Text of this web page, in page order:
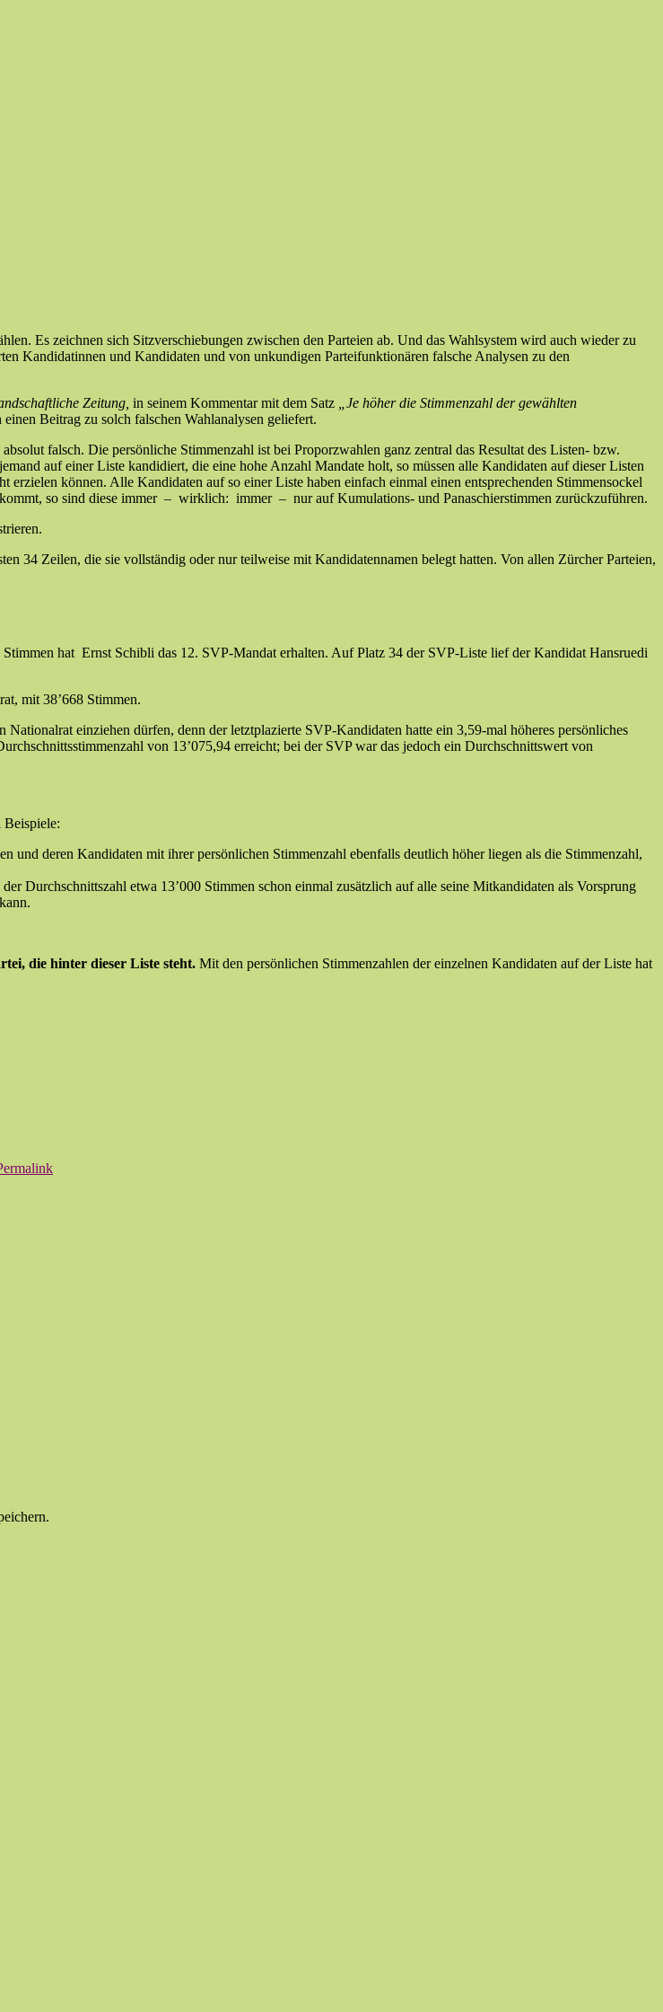
Es zeichnen sich Sitzverschiebungen zwischen den Parteien ab. Und das Wahlsystem wird auch wieder zu
Kandidatinnen und Kandidaten und von unkundigen Parteifunktionären falsche Analysen zu den
Zeitung, in seinem Kommentar mit dem Satz
„Je höher die Stimmenzahl der gewählten
einen Beitrag zu solch falschen Wahlanalysen geliefert.
falsch. Die persönliche Stimmenzahl ist bei Proporzwahlen ganz zentral das Resultat des Listen- bzw.
auf einer Liste kandidiert, die eine hohe Anzahl Mandate holt, so müssen alle Kandidaten auf dieser Listen
können. Alle Kandidaten auf so einer Liste haben einfach einmal einen entsprechenden Stimmensockel
so sind diese immer – wirklich: immer – nur auf Kumulations- und Panaschierstimmen zurückzuführen.
34 Zeilen, die sie vollständig oder nur teilweise mit Kandidatennamen belegt hatten. Von allen Zürcher Parteien,
hat Ernst Schibli das 12. SVP-Mandat erhalten. Auf Platz 34 der SVP-Liste lief der Kandidat Hansruedi
mit 38’668 Stimmen.
einziehen dürfen, denn der letztplazierte SVP-Kandidaten hatte ein 3,59-mal höheres persönliches
von 13’075,94 erreicht; bei der SVP war das jedoch ein Durchschnittswert von
Beispiele:
und deren Kandidaten mit ihrer persönlichen Stimmenzahl ebenfalls deutlich höher liegen als die Stimmenzahl,
Durchschnittszahl etwa 13’000 Stimmen schon einmal zusätzlich auf alle seine Mitkandidaten als Vorsprung
die hinter dieser Liste steht. Mit den persönlichen Stimmenzahlen der einzelnen Kandidaten auf der Liste hat